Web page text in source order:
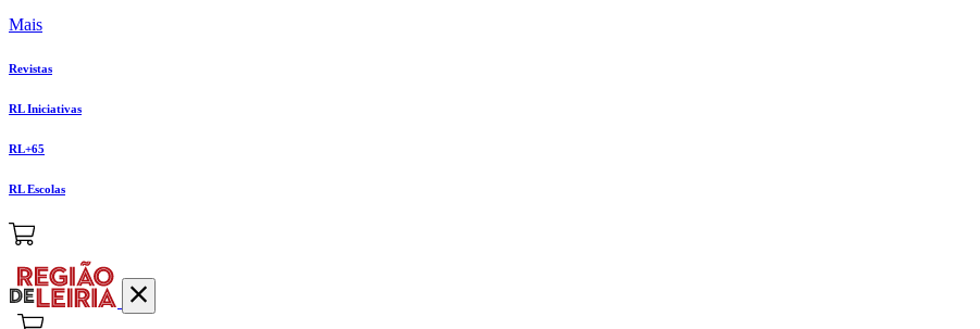
Mais
Revistas
RL Iniciativas
RL+65
RL Escolas